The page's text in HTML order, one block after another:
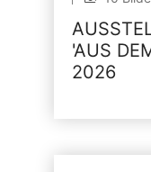
'AUS
2026